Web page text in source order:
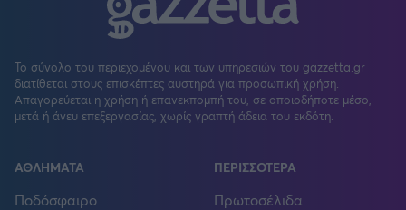
Το σύνολο του περιεχομένου και των υπηρεσιών του gazzetta.gr
διατίθεται στους επισκέπτες αυστηρά για προσωπική χρήση.
Απαγορεύεται η χρήση ή επανεκπομπή του, σε οποιοδήποτε μέσο,
μετά ή άνευ επεξεργασίας, χωρίς γραπτή άδεια του εκδότη.
ΑΘΛΗΜΑΤΑ
Ποδόσφαιρο
ΠΕΡΙΣΣΟΤΕΡΑ
Πρωτοσέλιδα